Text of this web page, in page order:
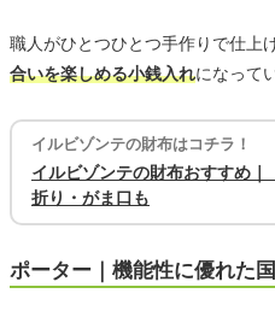
職人がひとつひとつ手作りで仕上
合いを楽しめる小銭入れになって
イルビゾンテの財布はコチラ！
イルビゾンテの財布おすすめ
折り・がま口も
ポーター｜機能性に優れた